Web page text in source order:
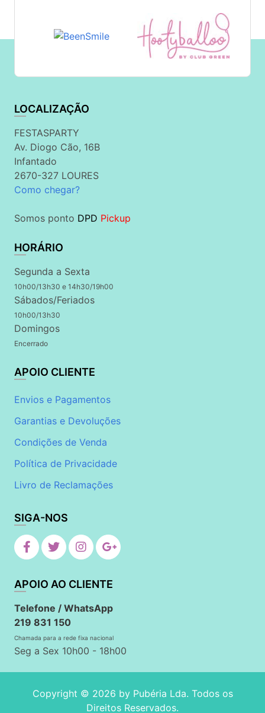
LOCALIZAÇÃO
FESTASPARTY
Av. Diogo Cão, 16B
Infantado
2670-327 LOURES
Como chegar?
Somos ponto DPD Pickup
HORÁRIO
Segunda a Sexta
10h00/13h30 e 14h30/19h00
Sábados/Feriados
10h00/13h30
Domingos
Encerrado
APOIO CLIENTE
Envios e Pagamentos
Garantias e Devoluções
Condições de Venda
Política de Privacidade
Livro de Reclamações
SIGA-NOS
APOIO AO CLIENTE
Telefone / WhatsApp
219 831 150
Chamada para a rede fixa nacional
Seg a Sex 10h00 - 18h00
Copyright © 2026 by Pubéria Lda. Todos os
Direitos Reservados.